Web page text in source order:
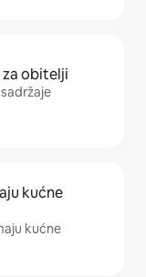
obitelji
kućne
kućne